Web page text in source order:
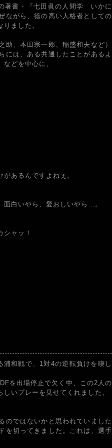
著書・『七田眞の人間学 いかに
ながら、徳の高い人格者としての
ました。
助、本田宗一郎、稲盛和夫など）
には、ある共通したことがあるよ
どを中心に、
あるんですよねぇ。
面白いやら、愛おしいやら…。
ャッ！
和戦で、1対4の逆転負けを喫し
を出場停止で欠く中、この2人の
いプレーを見せてくれました。
のではないかと思われていました
を切ってきました。これは、選手